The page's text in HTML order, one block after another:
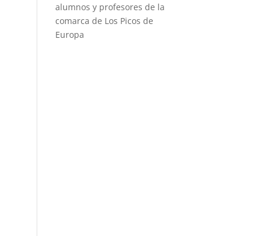
alumnos y profesores de la
comarca de Los Picos de
Europa